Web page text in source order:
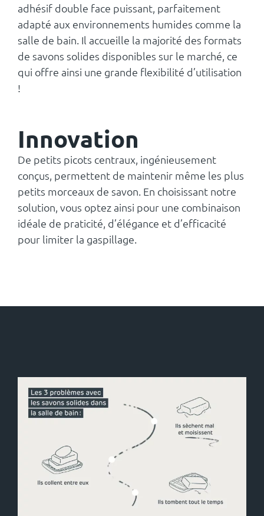
adhésif double face puissant, parfaitement
adapté aux environnements humides comme la
salle de bain. Il accueille la majorité des formats
de savons solides disponibles sur le marché, ce
qui offre ainsi une grande flexibilité d’utilisation
!
Innovation
De petits picots centraux, ingénieusement
conçus, permettent de maintenir même les plus
petits morceaux de savon. En choisissant notre
solution, vous optez ainsi pour une combinaison
idéale de praticité, d’élégance et d’efficacité
pour limiter la gaspillage.